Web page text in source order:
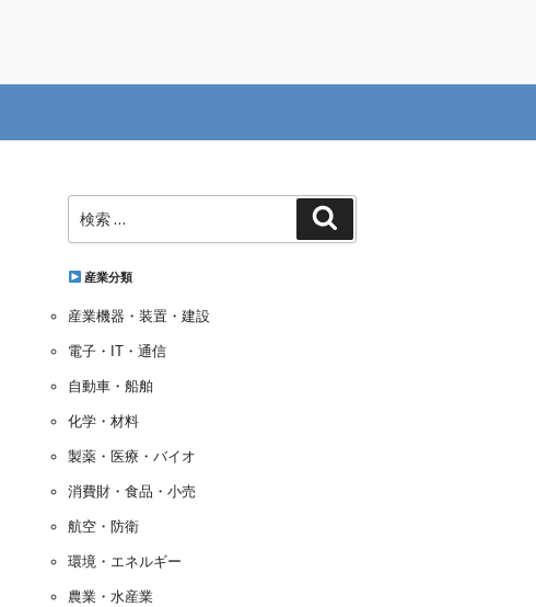
索:
産業分類
産業機器・装置・建設
電子・IT・通信
自動車・船舶
化学・材料
製薬・医療・バイオ
消費財・食品・小売
航空・防衛
環境・エネルギー
農業・水産業